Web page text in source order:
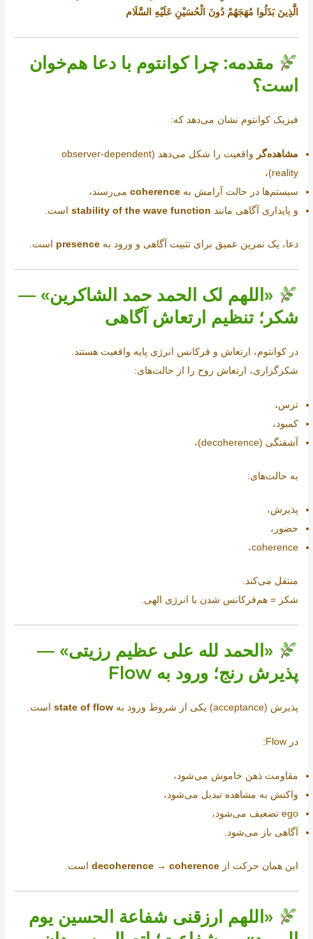
الَّذِينَ بَذَلُوا مُهَجَهُمْ دُونَ الْحُسَيْنِ عَلَيْهِ السَّلَام
مقدمه: چرا کوانتوم با دعا هم‌خوان
است؟
فیزیک کوانتوم نشان می‌دهد که:
مشاهده‌گر
واقعیت را شکل می‌دهد (observer-dependent
reality)،
سیستم‌ها در حالت آرامش بهcoherence می‌رسند،
و پایداری آگاهی مانند stability of the wave function است.
دعا، یک تمرین عمیق برای تثبیت آگاهی و ورود بهpresence است.
«اللهم لک الحمد حمد الشاکرین» —
شکر؛ تنظیم ارتعاش آگاهی
در کوانتوم، ارتعاش و فرکانس انرژی پایه واقعیت هستند.
شکرگزاری، ارتعاش روح را از حالت‌های:
ترس،
کمبود،
آشفتگی (decoherence)،
به حالت‌های:
پذیرش،
حضور،
coherence،
منتقل می‌کند.
شکر = هم‌فرکانس شدن با انرژی الهی.
«الحمد لله علی عظیم رزیتی» —
پذیرش رنج؛ ورود به Flow
پذیرش (acceptance) یکی از شروط ورود به state of flow است.
در Flow:
مقاومت ذهن خاموش می‌شود،
واکنش به مشاهده تبدیل می‌شود،
ego تضعیف می‌شود،
آگاهی باز می‌شود.
این همان حرکت ازdecoherence → coherence است.
«اللهم ارزقنی شفاعة الحسین يوم